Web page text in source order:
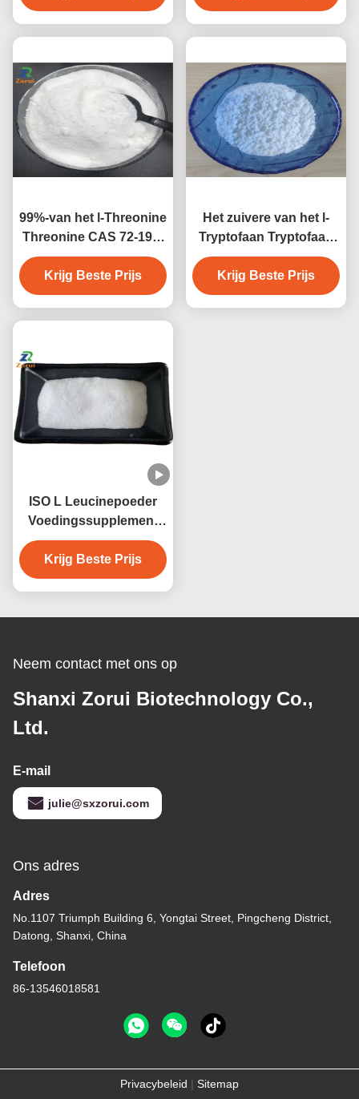
CAS 56-40-6
99%-van het l-Threonine
Threonine CAS 72-19-5
Aminozuurpoeder
Krijg Beste Prijs
Het zuivere van het l-
Tryptofaan Tryptofaan
CAS 73-22-3
Aminozuurpoeder
Krijg Beste Prijs
ISO L Leucinepoeder
Voedingssupplement
CAS 61-90-5
Krijg Beste Prijs
Neem contact met ons op
Shanxi Zorui Biotechnology Co.,
Ltd.
E-mail
julie@sxzorui.com
Ons adres
Adres
No.1107 Triumph Building 6, Yongtai Street, Pingcheng District,
Datong, Shanxi, China
Telefoon
86-13546018581
Privacybeleid | Sitemap